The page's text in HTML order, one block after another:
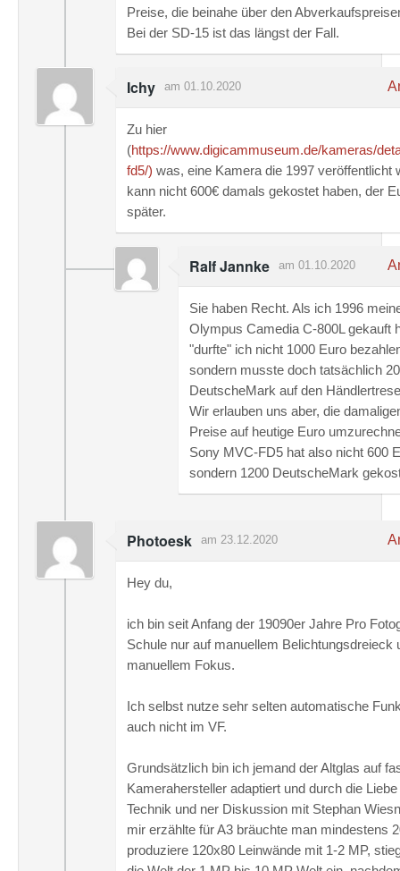
Preise, die beinahe über den
Bei der SD-15 ist das längst der Fall.
Ichy am 01.10.2020
Zu hier
(https://www.digicammuseum.de/kameras/
fd5/) was, eine Kamera die 1997 veröffentlicht
kann nicht 600€ damals gekostet haben, der
später.
Ralf Jannke am 01.10.2020
Sie haben Recht. Als ich 1996
Olympus Camedia C-800L gekauft
"durfte" ich nicht 1000 Euro
sondern musste doch tatsächlich
DeutscheMark auf den
Wir erlauben uns aber, die
Preise auf heutige Euro
Sony MVC-FD5 hat also nicht 600
sondern 1200 DeutscheMark
Photoesk am 23.12.2020
Hey du,
ich bin seit Anfang der 19090er Jahre Pro
Schule nur auf manuellem Belichtungsdreieck
manuellem Fokus.
Ich selbst nutze sehr selten automatische
auch nicht im VF.
Grundsätzlich bin ich jemand der Altglas auf
Kamerahersteller adaptiert und durch die
Technik und ner Diskussion mit Stephan
mir erzählte für A3 bräuchte man mindestens
produziere 120x80 Leinwände mit 1-2 MP,